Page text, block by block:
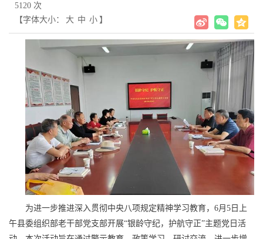
5120 次
【字体大小：
大 中 小 】
为进一步推进深入贯彻中央八项规定精神学习教育，6月5日上
午县委组织部老干部党支部开展“银龄守纪，护航守正”主题党日活